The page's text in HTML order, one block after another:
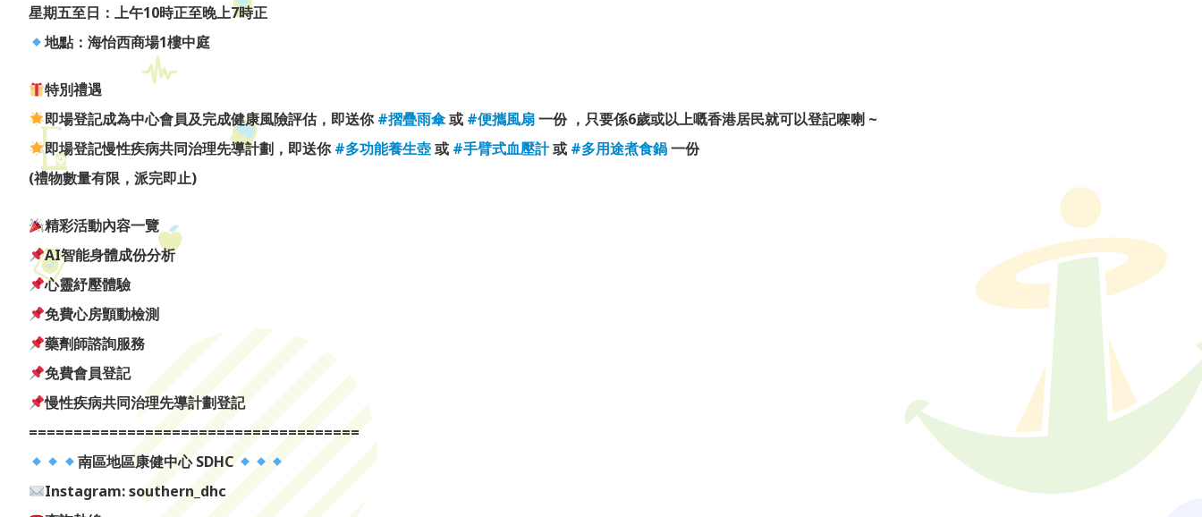
星期五至日：上午10時正至晚上7時正
地點：海怡西商場1樓中庭
特別禮遇
即場登記成為中心會員及完成健康風險評估，即送你#摺疊雨傘或 #便攜風扇一份 ，只要係6歲或以上嘅香港居民就可以登記㗎喇 ~
即場登記慢性疾病共同治理先導計劃，即送你#多功能養生壺或 #手臂式血壓計或 #多用途煮食鍋一份
(禮物數量有限，派完即止)
精彩活動內容一覽
AI智能身體成份分析
心靈紓壓體驗
免費心房顫動檢測
藥劑師諮詢服務
免費會員登記
慢性疾病共同治理先導計劃登記
=====================================
南區地區康健中心 SDHC
Instagram: southern_dhc